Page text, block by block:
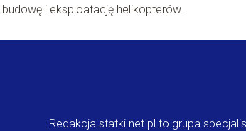
i eksploatację helikopterów.
Redakcja statki.net.pl to grupa